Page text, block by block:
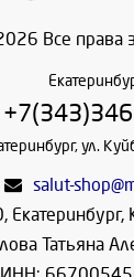
Все права
ул.
salut-
, Екатеринбург,
Татьяна